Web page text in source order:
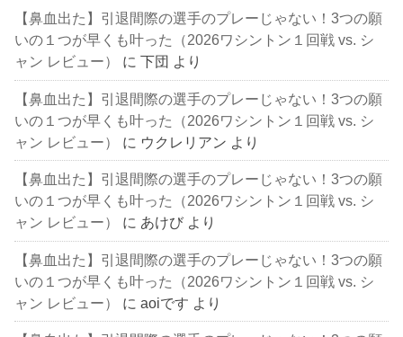
【鼻血出た】引退間際の選手のプレーじゃない！3つの願
いの１つが早くも叶った（2026ワシントン１回戦 vs. シ
ャン レビュー）
に下団 より
【鼻血出た】引退間際の選手のプレーじゃない！3つの願
いの１つが早くも叶った（2026ワシントン１回戦 vs. シ
ャン レビュー）
に ウクレリアン より
【鼻血出た】引退間際の選手のプレーじゃない！3つの願
いの１つが早くも叶った（2026ワシントン１回戦 vs. シ
ャン レビュー）
に あけび より
【鼻血出た】引退間際の選手のプレーじゃない！3つの願
いの１つが早くも叶った（2026ワシントン１回戦 vs. シ
ャン レビュー）
にaoiです より